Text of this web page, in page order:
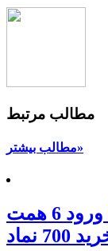
مطالب مرتبط
مطالب بیشتر»
رشد 130 هزار واحدی بورس با ورود 6 همت